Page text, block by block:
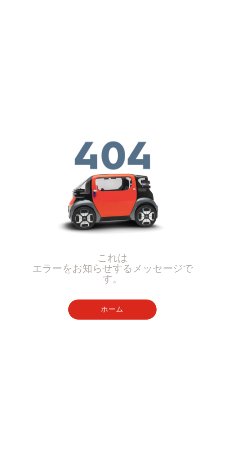
これは
エラーをお知らせするメッセージで
す。
ホーム